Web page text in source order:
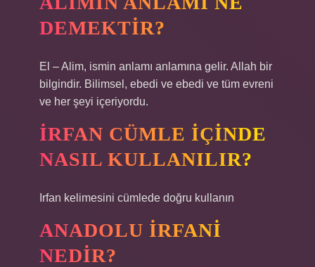
DEMEKTIR?
El – Alim, ismin anlamı anlamına gelir. Allah bir
bilgindir. Bilimsel, ebedi ve ebedi ve tüm evreni
ve her şeyi içeriyordu.
İRFAN CÜMLE IÇINDE
NASIL KULLANILIR?
Irfan kelimesini cümlede doğru kullanın
ANADOLU IRFANI
NEDIR?